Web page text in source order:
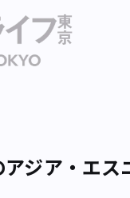
ジア・エ